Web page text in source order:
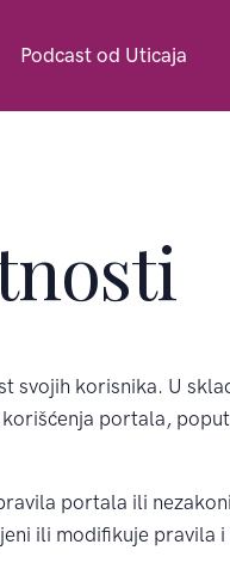
Podcast od Uticaja
svojih korisnika. U
portala,
portala ili
ili modifikuje pravila